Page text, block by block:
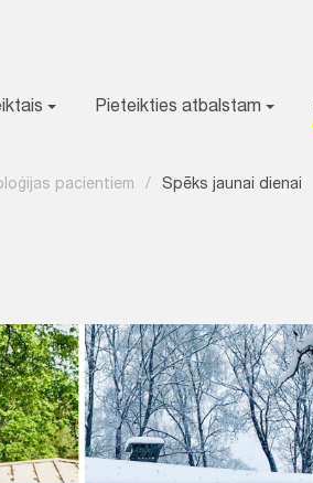
Pieteikties atbalstam
pacientiem / Spēks jaunai dienai